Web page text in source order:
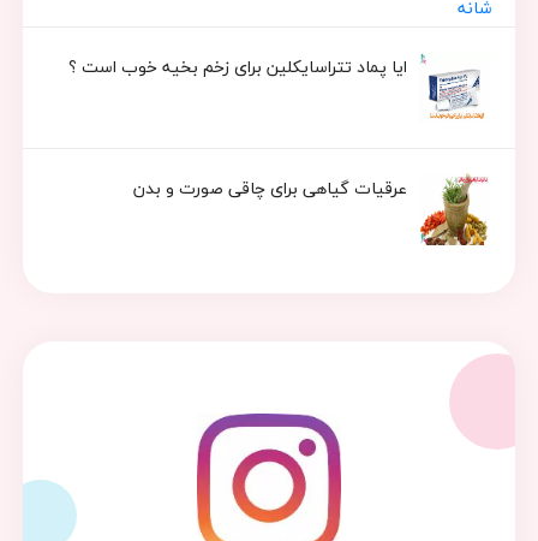
ایا پماد تتراسایکلین برای زخم بخیه خوب است ؟
عرقیات گیاهی برای چاقی صورت و بدن